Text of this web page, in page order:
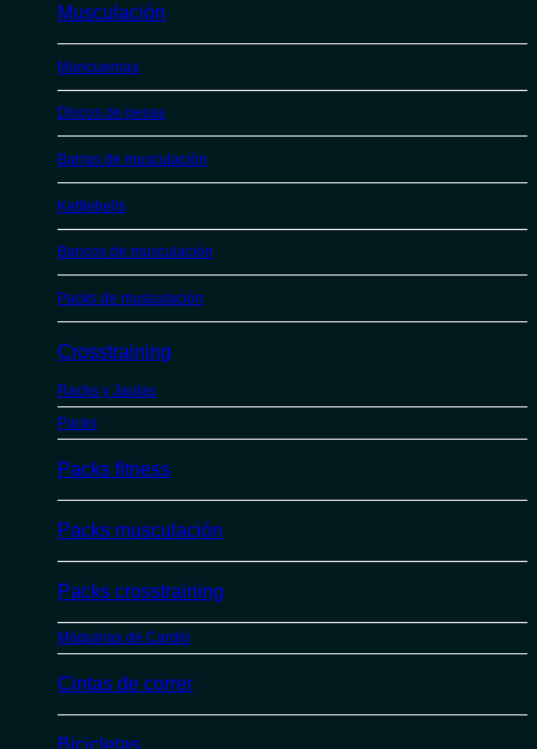
Musculación
Mancuernas
Discos de pesas
Barras de musculación
Kettlebells
Bancos de musculación
Packs de musculación
Crosstraining
Racks y Jaulas
Packs
Packs fitness
Packs musculación
Packs crosstraining
Máquinas de Cardio
Cintas de correr